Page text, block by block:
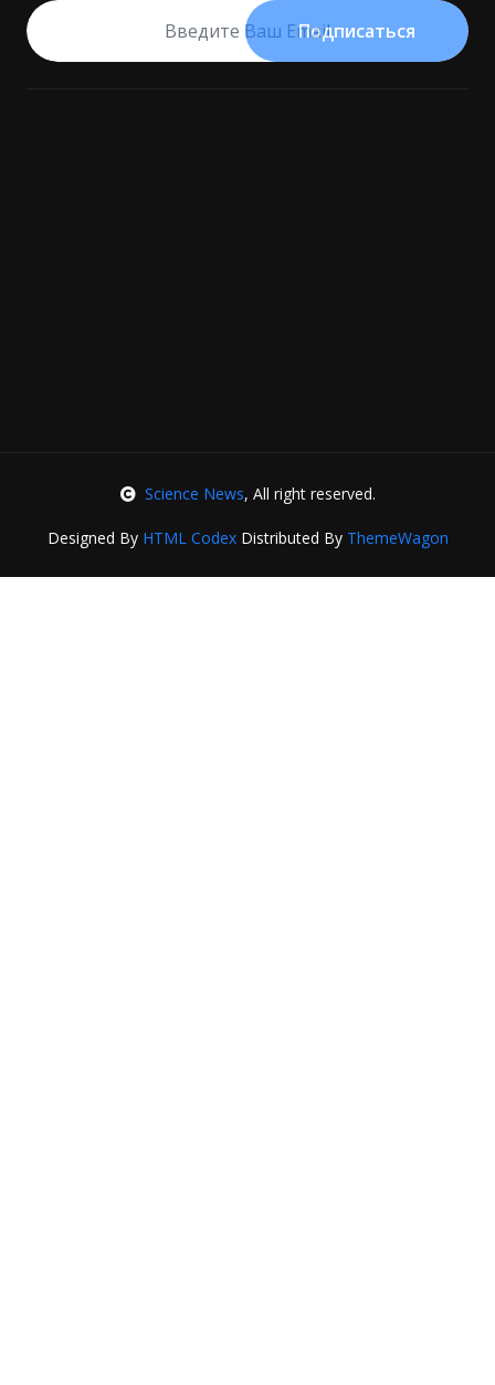
Подписаться
Science News, All right reserved.
Designed By HTML CodexDistributed By ThemeWagon